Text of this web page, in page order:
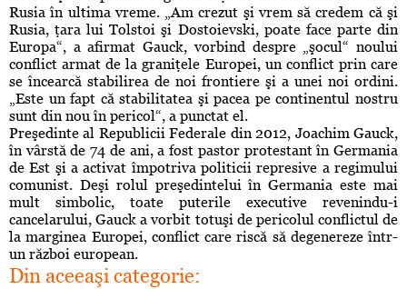
Rusia în ultima vreme. „Am crezut şi vrem să credem că şi
Rusia, ţara lui Tolstoi şi Dostoievski, poate face parte din
Europa“, a afirmat Gauck, vorbind despre „şocul“ noului
conflict armat de la graniţele Europei, un conflict prin care
se încearcă stabilirea de noi frontiere şi a unei noi ordini.
„Este un fapt că stabilitatea şi pacea pe continentul nostru
sunt din nou în pericol“, a punctat el.
Preşedinte al Republicii Federale din 2012, Joachim Gauck,
în vârstă de 74 de ani, a fost pastor protestant în Germania
de Est şi a activat împotriva politicii represive a regimului
comunist. Deşi rolul preşedintelui în Germania este mai
mult simbolic, toate puterile executive revenindu-i
cancelarului, Gauck a vorbit totuşi de pericolul conflictul de
la marginea Europei, conflict care riscă să degenereze într-
un război european.
Din aceeaşi categorie: